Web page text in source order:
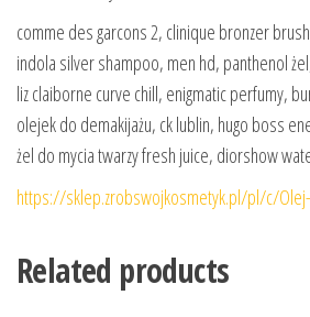
comme des garcons 2, clinique bronzer
indola silver shampoo, men hd, panthenol
liz claiborne curve chill, enigmatic perfumy,
olejek do demakijażu, ck lublin, hugo boss
żel do mycia twarzy fresh juice, diorshow
https://sklep.zrobswojkosmetyk.pl/pl/c/
Related products